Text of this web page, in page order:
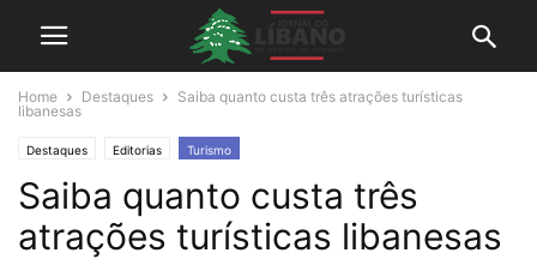
Home Destaques
Saiba quanto custa três atrações turísticas
libanesas
Destaques Editorias Turismo
Saiba quanto custa três
atrações turísticas libanesas